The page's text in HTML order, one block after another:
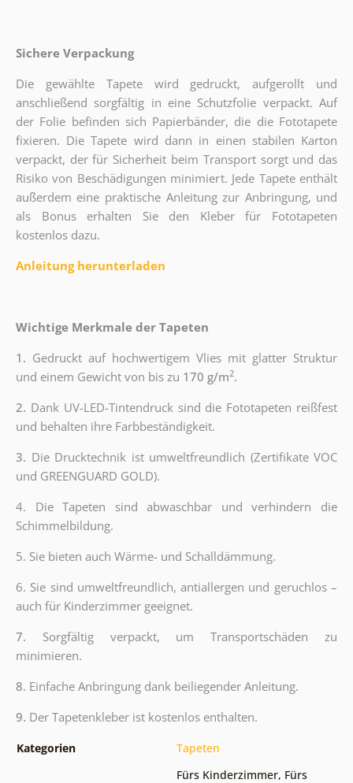
Sichere Verpackung
Die gewählte Tapete wird gedruckt, aufgerollt und
anschließend sorgfältig in eine Schutzfolie verpackt. Auf
der Folie befinden sich Papierbänder, die die Fototapete
fixieren. Die Tapete wird dann in einen stabilen Karton
verpackt, der für Sicherheit beim Transport sorgt und das
Risiko von Beschädigungen minimiert. Jede Tapete enthält
außerdem eine praktische Anleitung zur Anbringung, und
als Bonus erhalten Sie den Kleber für Fototapeten
kostenlos dazu.
Anleitung herunterladen
Wichtige Merkmale der Tapeten
1. Gedruckt auf hochwertigem Vlies mit glatter Struktur
und einem Gewicht von bis zu 170 g/m2.
2. Dank UV-LED-Tintendruck sind die Fototapeten reißfest
und behalten ihre Farbbeständigkeit.
3. Die Drucktechnik ist umweltfreundlich (Zertifikate VOC
und GREENGUARD GOLD).
4. Die Tapeten sind abwaschbar und verhindern die
Schimmelbildung.
5. Sie bieten auch Wärme- und Schalldämmung.
6. Sie sind umweltfreundlich, antiallergen und geruchlos –
auch für Kinderzimmer geeignet.
7. Sorgfältig verpackt, um Transportschäden zu
minimieren.
8. Einfache Anbringung dank beiliegender Anleitung.
9. Der Tapetenkleber ist kostenlos enthalten.
Kategorien Tapeten
Fürs Kinderzimmer, Fürs